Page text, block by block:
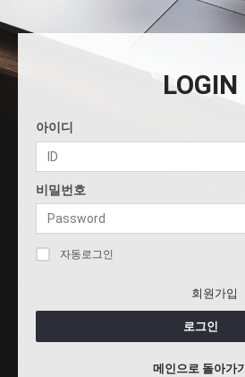
LOGIN
아이디
비밀번호
자동로그인
회원가입
로그인
메인으로 돌아가기